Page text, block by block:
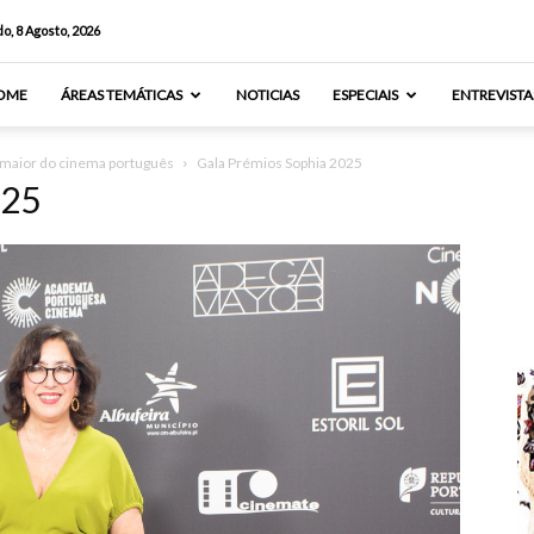
8 Agosto, 2026
ÁREAS TEMÁTICAS NOTICIAS ESPECIAIS
do cinema português Gala Prémios Sophia 2025